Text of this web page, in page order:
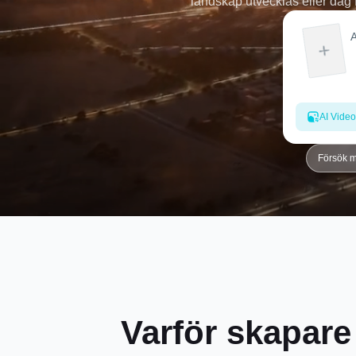
för sociala medier,
AI Video
Försök
Varför